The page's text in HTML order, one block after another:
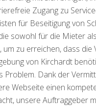
Zugang zu
für Beseitigung von
sowohl für die Mieter
zu erreichen, dass
von Kirchardt
Dank der
Webseite einen
unsere Auftraggeber